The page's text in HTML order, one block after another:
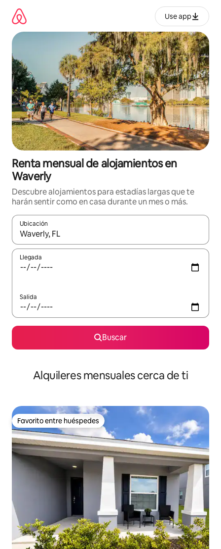
contenido
Use app
Renta mensual de alojamientos en
Waverly
Descubre alojamientos para estadías largas que te
harán sentir como en casa durante un mes o más.
Ubicación
Cuando los resultados estén disponibles, navega con las
Llegada
Salida
Buscar
Alquileres mensuales cerca de ti
Favorito entre huéspedes
Favorito entre huéspedes